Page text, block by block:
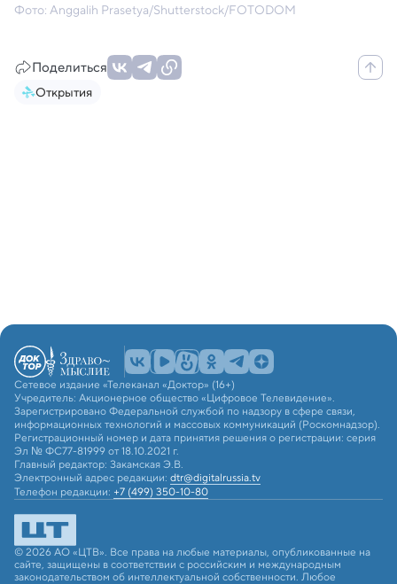
Фото: Anggalih Prasetya/Shutterstock/FOTODOM
Поделиться
Открытия
Сетевое издание «Телеканал «Доктор» (16+)
Учредитель: Акционерное общество «Цифровое Телевидение».
Зарегистрировано Федеральной службой по надзору в сфере связи,
информационных технологий и массовых коммуникаций (Роскомнадзор).
Регистрационный номер и дата принятия решения о регистрации: серия
Эл № ФС77-81999 от 18.10.2021 г.
Главный редактор: Закамская Э.В.
Электронный адрес редакции: dtr@digitalrussia.tv
Телефон редакции: +7 (499) 350-10-80
© 2026 АО «ЦТВ». Все права на любые материалы, опубликованные на
сайте, защищены в соответствии с российским и международным
законодательством об интеллектуальной собственности. Любое